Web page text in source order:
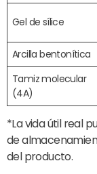
Gel de sílice
Arcilla bentonítica
Tamiz molecular
(4A)
*La vida útil real
de
del producto.